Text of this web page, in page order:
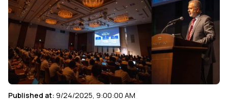
Published at: 9/24/2025, 9:00:00 AM